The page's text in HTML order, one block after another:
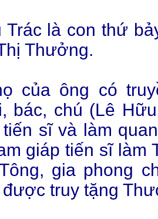
Trác là con thứ
Thưởng.
của ông có
bác, chú (Lê
sĩ và làm
giáp tiến sĩ làm
gia phong
được truy tặng